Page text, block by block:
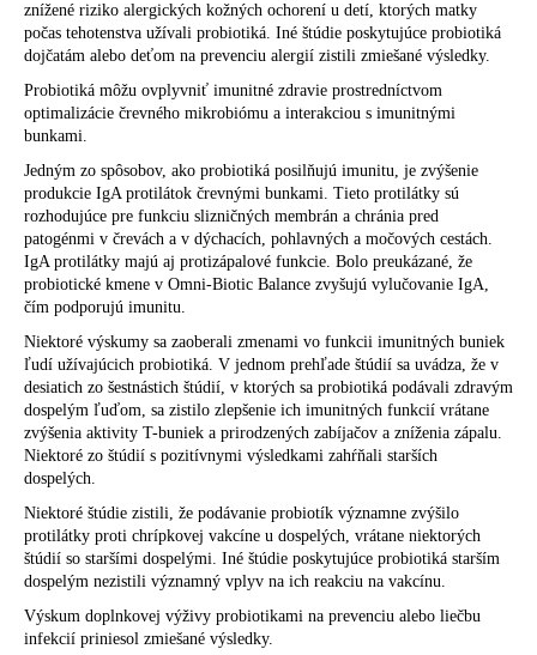
znížené riziko alergických kožných ochorení u detí, ktorých matky
počas tehotenstva užívali probiotiká. Iné štúdie poskytujúce probiotiká
dojčatám alebo deťom na prevenciu alergií zistili zmiešané výsledky.
Probiotiká môžu ovplyvniť imunitné zdravie prostredníctvom
optimalizácie črevného mikrobiómu a interakciou s imunitnými
bunkami.
Jedným zo spôsobov, ako probiotiká posilňujú imunitu, je zvýšenie
produkcie IgA protilátok črevnými bunkami. Tieto protilátky sú
rozhodujúce pre funkciu slizničných membrán a chránia pred
patogénmi v črevách a v dýchacích, pohlavných a močových cestách.
IgA protilátky majú aj protizápalové funkcie. Bolo preukázané, že
probiotické kmene v Omni-Biotic Balance zvyšujú vylučovanie IgA,
čím podporujú imunitu.
Niektoré výskumy sa zaoberali zmenami vo funkcii imunitných buniek
ľudí užívajúcich probiotiká. V jednom prehľade štúdií sa uvádza, že v
desiatich zo šestnástich štúdií, v ktorých sa probiotiká podávali zdravým
dospelým ľuďom, sa zistilo zlepšenie ich imunitných funkcií vrátane
zvýšenia aktivity T-buniek a prirodzených zabíjačov a zníženia zápalu.
Niektoré zo štúdií s pozitívnymi výsledkami zahŕňali starších
dospelých.
Niektoré štúdie zistili, že podávanie probiotík významne zvýšilo
protilátky proti chrípkovej vakcíne u dospelých, vrátane niektorých
štúdií so staršími dospelými. Iné štúdie poskytujúce probiotiká starším
dospelým nezistili významný vplyv na ich reakciu na vakcínu.
Výskum doplnkovej výživy probiotikami na prevenciu alebo liečbu
infekcií priniesol zmiešané výsledky.